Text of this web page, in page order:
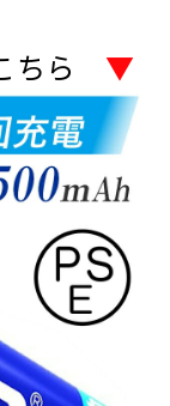
ちら ▼